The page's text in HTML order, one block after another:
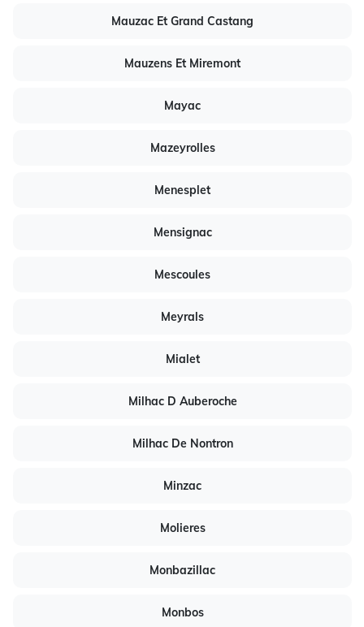
Mauzac Et Grand Castang
Mauzens Et Miremont
Mayac
Mazeyrolles
Menesplet
Mensignac
Mescoules
Meyrals
Mialet
Milhac D Auberoche
Milhac De Nontron
Minzac
Molieres
Monbazillac
Monbos